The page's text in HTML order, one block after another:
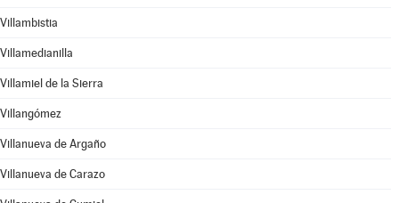
Villambistia
Villamedianilla
Villamiel de la Sierra
Villangómez
Villanueva de Argaño
Villanueva de Carazo